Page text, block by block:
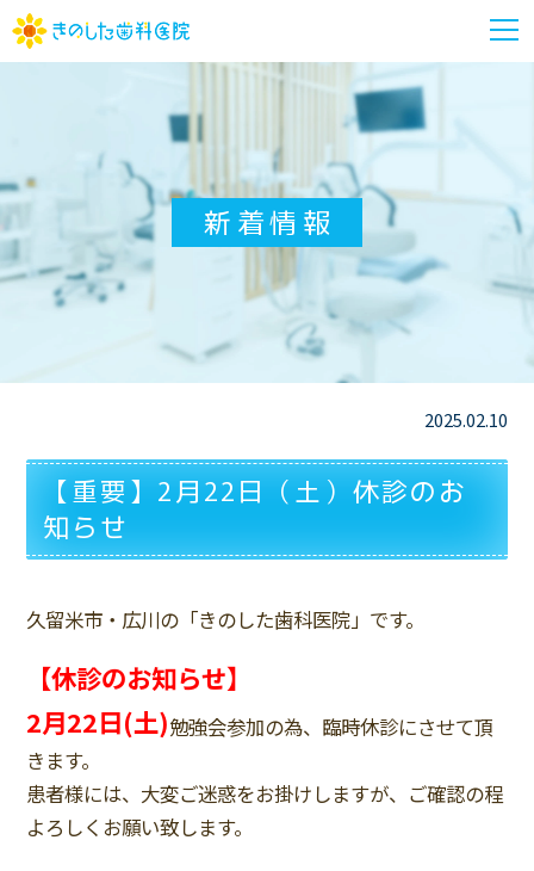
新着情報
2025.02.10
【重要】2月22日（土）休診のお
知らせ
久留米市・広川の「きのした歯科医院」です。
【休診のお知らせ】
2月22日(土)勉強会参加の為、臨時休診にさせて頂
きます。
患者様には、大変ご迷惑をお掛けしますが、ご確認の程
よろしくお願い致します。